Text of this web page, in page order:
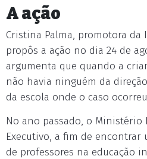
A ação
Cristina Palma, promotora da
propôs a ação no dia 24 de
argumenta que quando a
não havia ninguém da
da escola onde o caso
No ano passado, o Ministério
Executivo, a fim de encontrar
de professores na educação